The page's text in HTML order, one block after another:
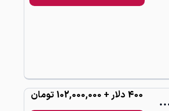
400 دلار+ 102,000,000 تومان